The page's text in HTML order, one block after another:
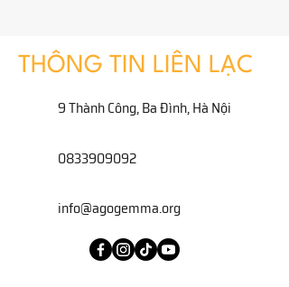
THÔNG TIN LIÊN LẠC
9 Thành Công, Ba Đình, Hà Nội
0833909092
info@agogemma.org